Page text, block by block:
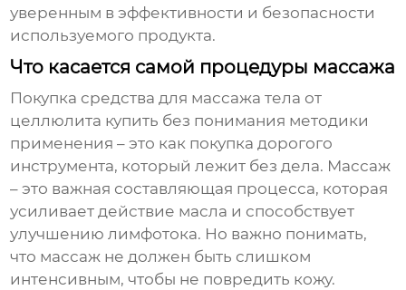
уверенным в эффективности и безопасности
используемого продукта.
Что касается самой процедуры массажа
Покупка средства для массажа тела от
целлюлита купить без понимания методики
применения – это как покупка дорогого
инструмента, который лежит без дела. Массаж
– это важная составляющая процесса, которая
усиливает действие масла и способствует
улучшению лимфотока. Но важно понимать,
что массаж не должен быть слишком
интенсивным, чтобы не повредить кожу.